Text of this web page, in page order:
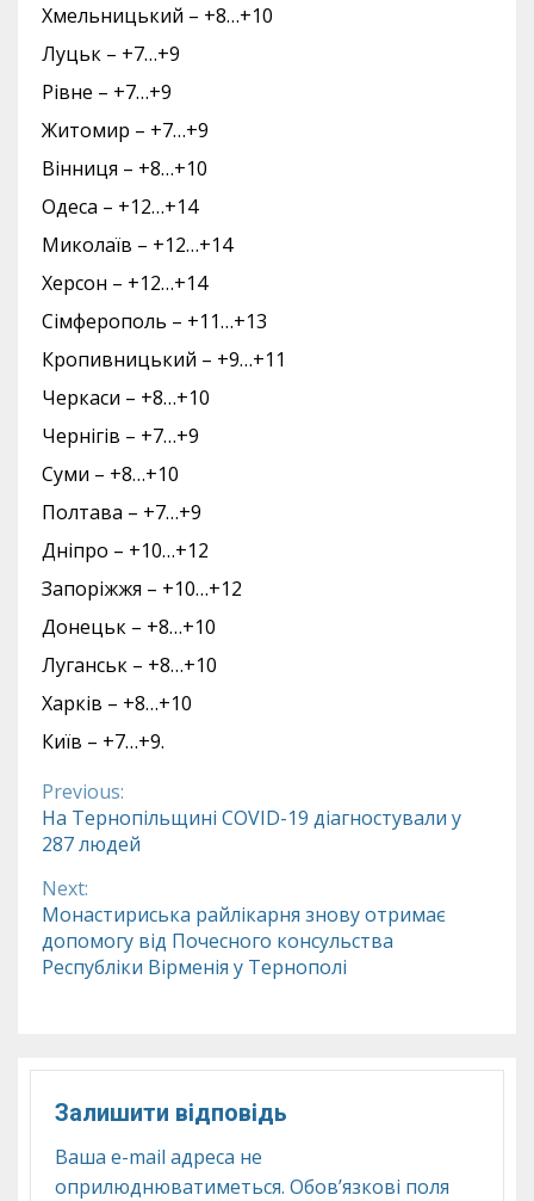
Хмельницький – +8…+10
Луцьк – +7…+9
Рівне – +7…+9
Житомир – +7…+9
Вінниця – +8…+10
Одеса – +12…+14
Миколаїв – +12…+14
Херсон – +12…+14
Сімферополь – +11…+13
Кропивницький – +9…+11
Черкаси – +8…+10
Чернігів – +7…+9
Суми – +8…+10
Полтава – +7…+9
Дніпро – +10…+12
Запоріжжя – +10…+12
Донецьк – +8…+10
Луганськ – +8…+10
Харків – +8…+10
Київ – +7…+9.
Continue
Reading
Previous:
На Тернопільщині COVID-19 діагностували у
287 людей
Next:
Монастириська райлікарня знову отримає
допомогу від Почесного консульства
Республіки Вірменія у Тернополі
Залишити відповідь
Ваша e-mail адреса не
оприлюднюватиметься. Обов’язкові поля